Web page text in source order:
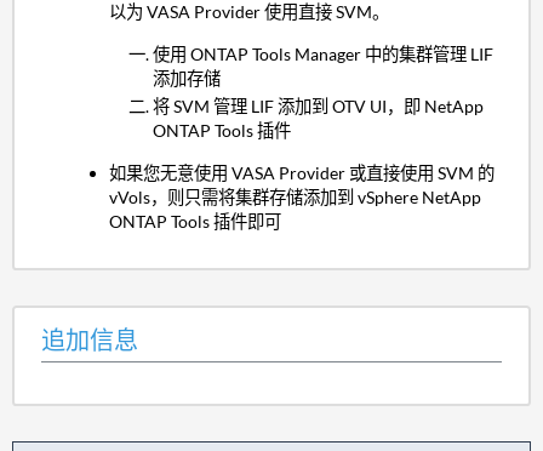
以为 VASA Provider 使用直接 SVM。
使用 ONTAP Tools Manager 中的集群管理 LIF
添加存储
将 SVM 管理 LIF 添加到 OTV UI，即 NetApp
ONTAP Tools 插件
如果您无意使用 VASA Provider 或直接使用 SVM 的
vVols，则只需将集群存储添加到 vSphere NetApp
ONTAP Tools 插件即可
追加信息